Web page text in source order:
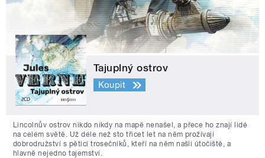
Tajuplný ostrov
Koupit
Lincolnův ostrov nikdo nikdy na mapě nenašel, a přece ho znají lidé
na celém světě. Už déle než sto třicet let na něm prožívají
dobrodružství s pěticí trosečníků, kteří na něm našli útočiště, a
hlavně nejedno tajemství.